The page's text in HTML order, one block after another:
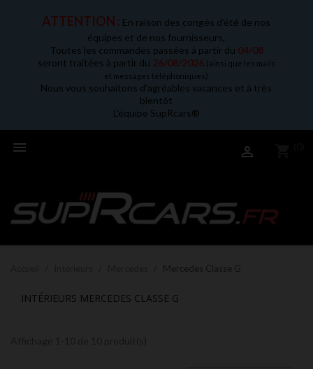
ATTENTION : En raison des congés d'été de nos
équipes et de nos fournisseurs,
Toutes les commandes passées à partir du 04/08
seront traitées à partir du 26/08/2026.(ainsi que les mails
et messages téléphoniques)
Nous vous souhaitons d'agréables vacances et à très
bientôt
L'équipe SupRcars®
 
INTÉRIEURS MERCEDES CLASSE G